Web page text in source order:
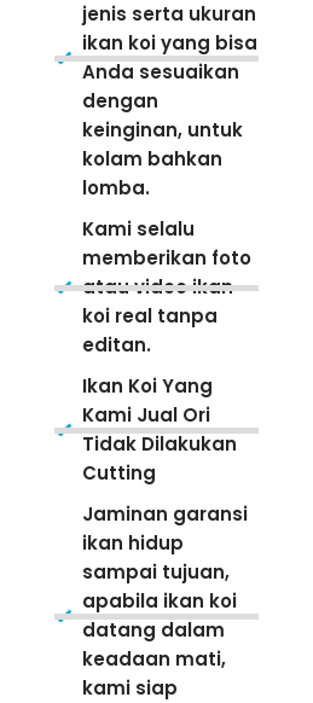
jenis serta ukuran
ikan koi yang bisa
Anda sesuaikan
dengan
keinginan, untuk
kolam bahkan
lomba.
Kami selalu
memberikan foto
atau video ikan
koi real tanpa
editan.
Ikan Koi Yang
Kami Jual Ori
Tidak Dilakukan
Cutting
Jaminan garansi
ikan hidup
sampai tujuan,
apabila ikan koi
datang dalam
keadaan mati,
kami siap